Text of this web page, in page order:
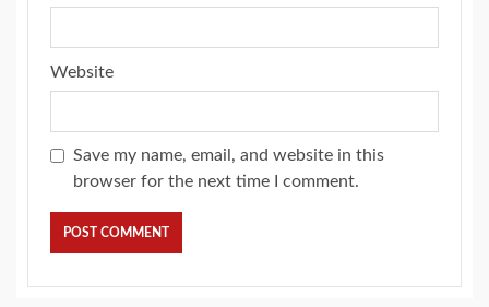
Website
Save my name, email, and website in this
browser for the next time I comment.